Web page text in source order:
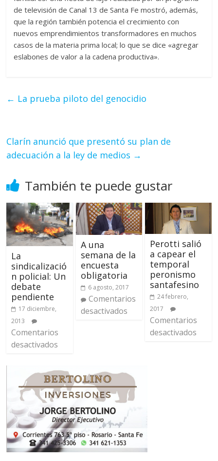
de televisión de Canal 13 de Santa Fe mostró, además,
que la región también potencia el crecimiento con
nuevos emprendimientos transformadores en muchos
casos de la materia prima local; lo que se dice «agregar
eslabones de valor a la cadena productiva».
← La prueba piloto del genocidio
Clarín anunció que presentó su plan de
adecuación a la ley de medios →
También te puede gustar
La
sindicalizació
n policial: Un
debate
pendiente
17 diciembre,
2013
Comentarios
desactivados
A una
semana de la
encuesta
obligatoria
6 agosto, 2017
Comentarios
desactivados
Perotti salió
a capear el
temporal
peronismo
santafesino
24 febrero,
2017
Comentarios
desactivados